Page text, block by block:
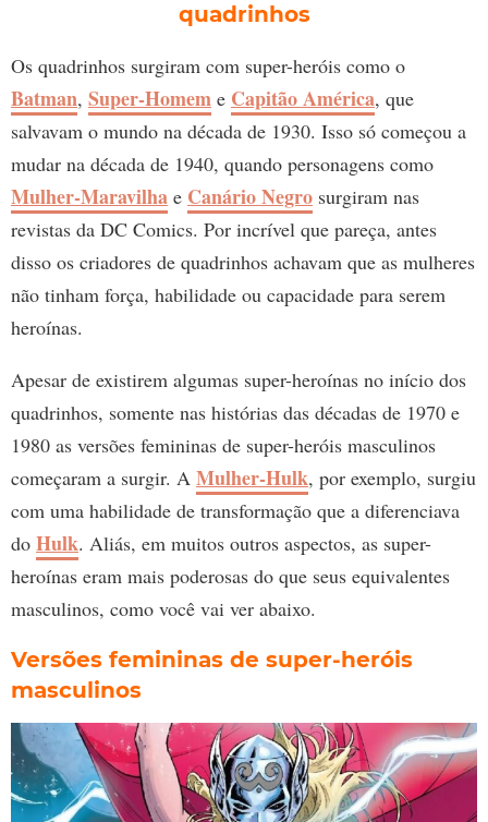
quadrinhos
Os quadrinhos surgiram com super-heróis como o
Batman, Super-Homem e Capitão América, que
salvavam o mundo na década de 1930. Isso só começou a
mudar na década de 1940, quando personagens como
Mulher-Maravilha e Canário Negro surgiram nas
revistas da DC Comics. Por incrível que pareça, antes
disso os criadores de quadrinhos achavam que as mulheres
não tinham força, habilidade ou capacidade para serem
heroínas.
Apesar de existirem algumas super-heroínas no início dos
quadrinhos, somente nas histórias das décadas de 1970 e
1980 as versões femininas de super-heróis masculinos
começaram a surgir. A Mulher-Hulk, por exemplo, surgiu
com uma habilidade de transformação que a diferenciava
do Hulk. Aliás, em muitos outros aspectos, as super-
heroínas eram mais poderosas do que seus equivalentes
masculinos, como você vai ver abaixo.
Versões femininas de super-heróis
masculinos